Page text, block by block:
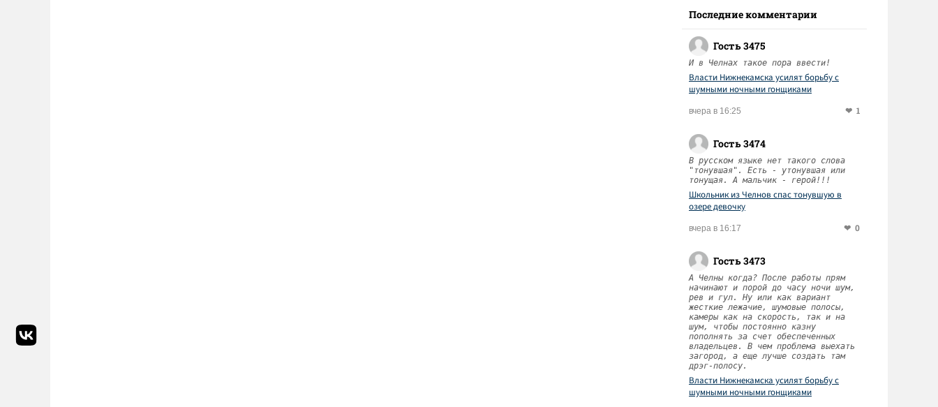
Последние комментарии
Гость 3475
И в Челнах такое пора ввести!
Власти Нижнекамска усилят борьбу с
шумными ночными гонщиками
вчера в 16:25 1
Гость 3474
В русском языке нет такого слова
"тонувшая". Есть - утонувшая или
тонущая. А мальчик - герой!!!
Школьник из Челнов спас тонувшую в
озере девочку
вчера в 16:17 0
Гость 3473
А Челны когда? После работы прям
начинают и порой до часу ночи шум,
рев и гул. Ну или как вариант
жесткие лежачие, шумовые полосы,
камеры как на скорость, так и на
шум, чтобы постоянно казну
пополнять за счет обеспеченных
владельцев. В чем проблема выехать
загород, а еще лучше создать там
дрэг-полосу.
Власти Нижнекамска усилят борьбу с
шумными ночными гонщиками